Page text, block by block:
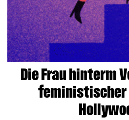
Die Frau hinterm
feministischer